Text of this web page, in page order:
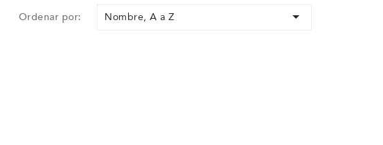
Ordenar por: Nombre, A a Z 